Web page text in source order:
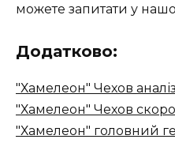
можете запитати у
Додатково:
"Хамелеон" Чехов аналіз
"Хамелеон" Чехов
"Хамелеон" головний